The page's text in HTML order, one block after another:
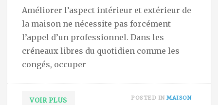
Améliorer l’aspect intérieur et extérieur de
la maison ne nécessite pas forcément
l’appel d’un professionnel. Dans les
créneaux libres du quotidien comme les
congés, occuper
VOIR PLUS POSTED IN MAISON